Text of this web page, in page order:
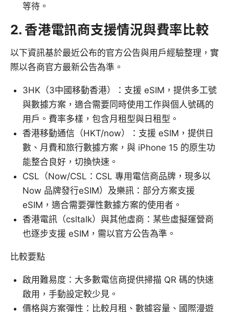
等待。
2. 香港電訊商支援情況與費率比較
以下資訊基於最近公布的官方公告與用戶經驗整理，實
際以各商官方最新公告為準。
3HK（3中國移動香港）：支援 eSIM，提供多工號
與數據方案，適合需要同時使用工作與個人號碼的
用戶。費率多樣，包含月租型與日租型。
香港移動通信（HKT/now）：支援 eSIM，提供日
數、月費和旅行數據方案，與 iPhone 15 的原生功
能整合良好，切換快速。
CSL（Now/CSL：CSL 專用電信商品牌，現多以
Now 品牌發行eSIM）及樂訊：部分方案支援
eSIM，適合需要彈性數據方案的使用者。
香港電訊（csltalk）與其他虛商：某些虛擬運營商
也逐步支援 eSIM，需以官方公告為準。
比較要點
啟用難易度：大多數電信商提供掃描 QR 碼的快速
啟用，手動設定較少見。
價格與方案彈性：比較月租、數據容量、國際漫遊